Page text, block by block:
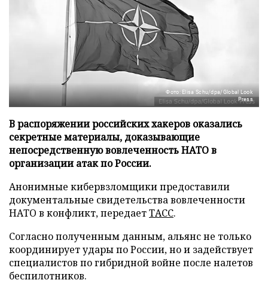
Фото: Elisa Schu/dpa/Global Look
Press
В распоряжении российских хакеров оказались
секретные материалы, доказывающие
непосредственную вовлеченность НАТО в
организации атак по России.
Анонимные кибервзломщики предоставили
документальные свидетельства вовлеченности
НАТО в конфликт, передаетТАСС.
Согласно полученным данным, альянс не только
координирует удары по России, но и задействует
специалистов по гибридной войне после налетов
беспилотников.